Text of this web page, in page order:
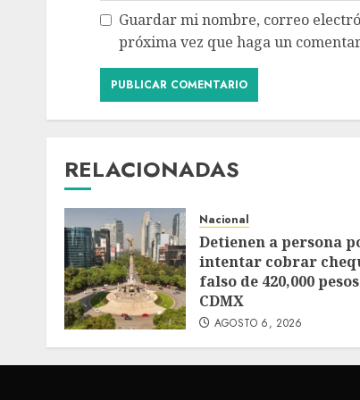
Guardar mi nombre, correo
próxima vez que haga un
RELACIONADAS
Nacional
Detienen a persona
intentar cobrar
falso de 420,000
CDMX
AGOSTO 6, 2026